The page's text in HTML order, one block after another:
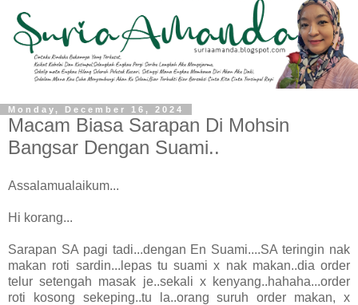
Monday, December 16, 2024
Macam Biasa Sarapan Di Mohsin
Bangsar Dengan Suami..
Assalamualaikum...
Hi korang...
Sarapan SA pagi tadi...dengan En Suami....SA teringin nak
makan roti sardin...lepas tu suami x nak makan..dia order
telur setengah masak je..sekali x kenyang..hahaha...order
roti kosong sekeping..tu la..orang suruh order makan, x